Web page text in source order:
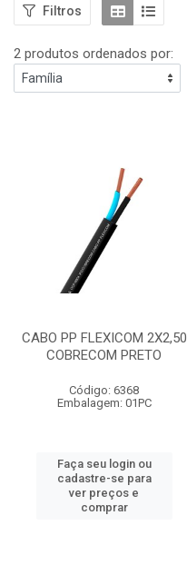
Filtros
2 produtos ordenados por:
CABO PP FLEXICOM 2X2,50
COBRECOM PRETO
Código: 6368
Embalagem: 01PC
Faça seu login ou
cadastre-se para
ver preços e
comprar